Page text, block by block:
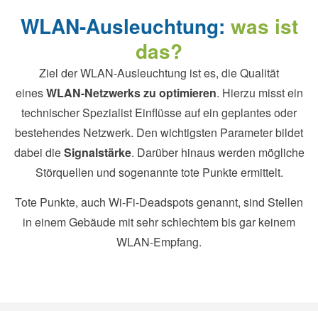
WLAN-Ausleuchtung: was ist
das?
Ziel der WLAN-Ausleuchtung ist es, die Qualität
einesWLAN-Netzwerks zu optimieren. Hierzu misst ein
technischer Spezialist Einflüsse auf ein geplantes oder
bestehendes Netzwerk. Den wichtigsten Parameter bildet
dabei dieSignalstärke. Darüber hinaus werden mögliche
Störquellen und sogenannte tote Punkte ermittelt.
Tote Punkte, auch Wi-Fi-Deadspots genannt, sind Stellen
in einem Gebäude mit sehr schlechtem bis gar keinem
WLAN-Empfang.